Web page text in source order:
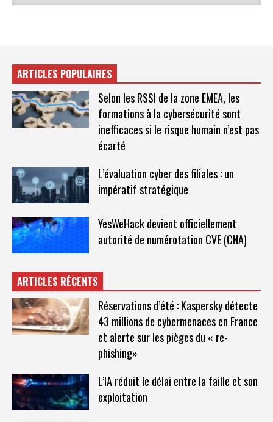
ARTICLES POPULAIRES
Selon les RSSI de la zone EMEA, les
formations à la cybersécurité sont
inefficaces si le risque humain n’est pas
écarté
L’évaluation cyber des filiales : un
impératif stratégique
YesWeHack devient officiellement
autorité de numérotation CVE (CNA)
ARTICLES RÉCENTS
Réservations d’été : Kaspersky détecte
43 millions de cybermenaces en France
et alerte sur les pièges du « re-
phishing»
L’IA réduit le délai entre la faille et son
exploitation